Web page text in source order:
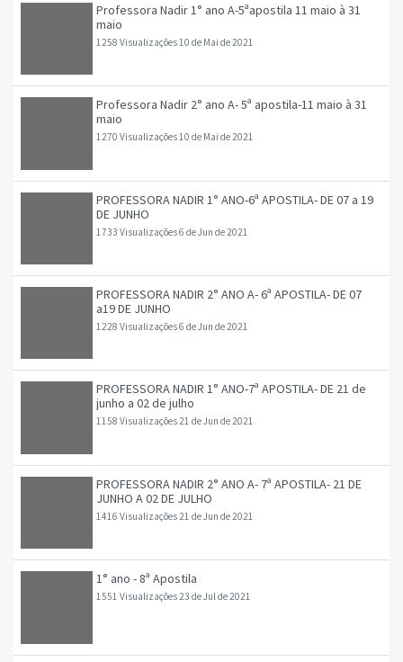
Professora Nadir 1° ano A-5ªapostila 11 maio à 31
maio
1258 Visualizações 10 de Mai de 2021
Professora Nadir 2° ano A- 5ª apostila-11 maio à 31
maio
1270 Visualizações10 de Mai de 2021
PROFESSORA NADIR 1° ANO-6ª APOSTILA- DE 07 a 19
DE JUNHO
1733 Visualizações6 de Jun de 2021
PROFESSORA NADIR 2° ANO A- 6ª APOSTILA- DE 07
a19 DE JUNHO
1228 Visualizações6 de Jun de 2021
PROFESSORA NADIR 1° ANO-7ª APOSTILA- DE 21 de
junho a 02 de julho
1158 Visualizações21 de Jun de 2021
PROFESSORA NADIR 2° ANO A- 7ª APOSTILA- 21 DE
JUNHO A 02 DE JULHO
1416 Visualizações21 de Jun de 2021
1° ano - 8ª Apostila
1551 Visualizações23 de Jul de 2021